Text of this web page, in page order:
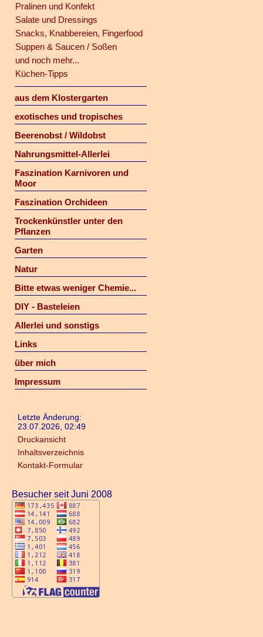
Pralinen und Konfekt
Salate und Dressings
Snacks, Knabbereien, Fingerfood
Suppen & Saucen / Soßen
und noch mehr...
Küchen-Tipps
aus dem Klostergarten
exotisches und tropisches
Beerenobst / Wildobst
Nahrungsmittel-Allerlei
Faszination Karnivoren und
Moor
Faszination Orchideen
Trockenkünstler unter den
Pflanzen
Garten
Natur
Bitte etwas weniger Chemie...
DIY - Basteleien
Allerlei und sonstigs
Links
über mich
Impressum
Letzte Änderung:
23.07.2026, 02:49
Druckansicht
Inhaltsverzeichnis
Kontakt-Formular
Besucher seit Juni 2008